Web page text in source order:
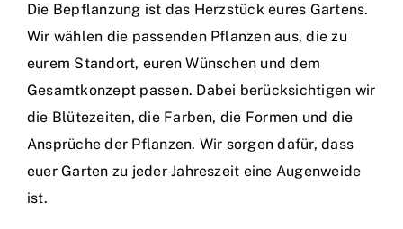
Die Bepflanzung ist das Herzstück eures Gartens.
Wir wählen die passenden Pflanzen aus, die zu
eurem Standort, euren Wünschen und dem
Gesamtkonzept passen. Dabei berücksichtigen wir
die Blütezeiten, die Farben, die Formen und die
Ansprüche der Pflanzen. Wir sorgen dafür, dass
euer Garten zu jeder Jahreszeit eine Augenweide
ist.